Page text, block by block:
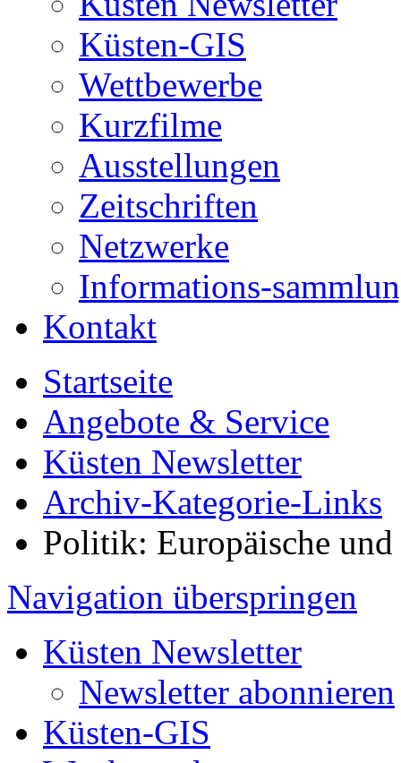
Küsten-GIS
Wettbewerbe
Kurzfilme
Ausstellungen
Zeitschriften
Netzwerke
Informations-
Kontakt
Startseite
Angebote & Service
Küsten Newsletter
Archiv-Kategorie-Links
Politik: Europäische
Navigation überspringen
Küsten Newsletter
Newsletter abonnieren
Küsten-GIS